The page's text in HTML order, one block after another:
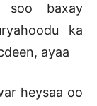
soo baxay
ka
ayaa
heysaa oo